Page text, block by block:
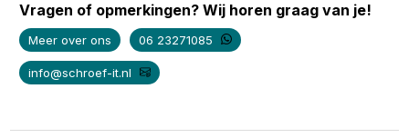
Vragen of opmerkingen? Wij horen graag van je!
Meer over ons 06 23271085
info@schroef-it.nl